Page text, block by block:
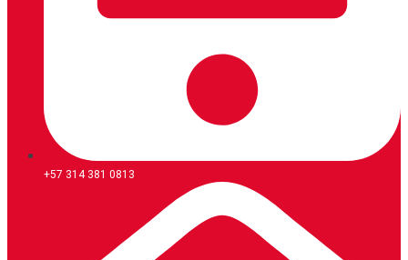
+57 314 381 0813